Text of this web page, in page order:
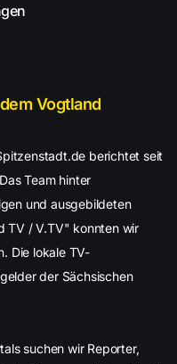
Vogtland
berichtet seit
Team hinter
und ausgebildeten
TV / V.TV" konnten wir
Die lokale TV-
der Sächsischen
suchen wir Reporter,